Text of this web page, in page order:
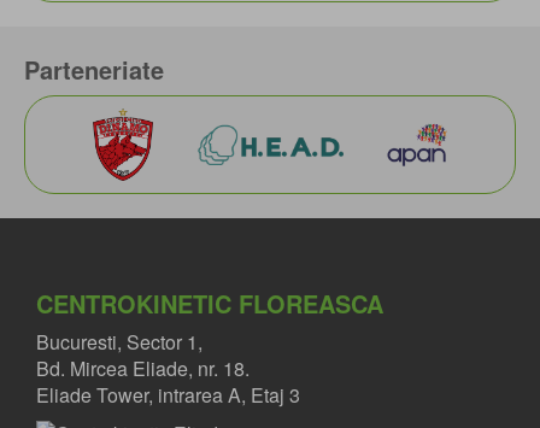
DR. PAUL NASTASE
Medic primar ortopedie si traumatologie
Parteneriate
CENTROKINETIC FLOREASCA
Bucuresti, Sector 1,
Bd. Mircea Eliade, nr. 18.
Eliade Tower, intrarea A, Etaj 3